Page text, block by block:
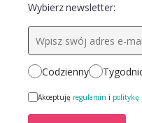
Wybierz newsletter:
Codzienny
Akceptuję regulamin i politykę